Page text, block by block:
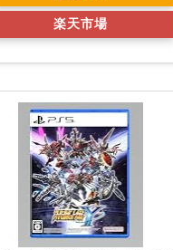
楽天市場